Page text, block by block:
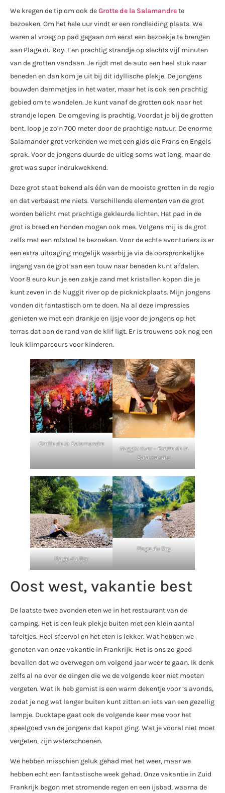
We kregen de tip om ook deGrotte de la Salamandrete
bezoeken. Om het hele uur vindt er een rondleiding plaats. We
waren al vroeg op pad gegaan om eerst een bezoekje te brengen
aan Plage du Roy. Een prachtig strandje op slechts vijf minuten
van de grotten vandaan. Je rijdt met de auto een heel stuk naar
beneden en dan kom je uit bij dit idyllische plekje. De jongens
bouwden dammetjes in het water, maar het is ook een prachtig
gebied om te wandelen. Je kunt vanaf de grotten ook naar het
strandje lopen. De omgeving is prachtig. Voordat je bij de grotten
bent, loop je zo’n 700 meter door de prachtige natuur. De enorme
Salamander grot verkenden we met een gids die Frans en Engels
sprak. Voor de jongens duurde de uitleg soms wat lang, maar de
grot was super indrukwekkend.
Deze grot staat bekend als één van de mooiste grotten in de regio
en dat verbaast me niets. Verschillende elementen van de grot
worden belicht met prachtige gekleurde lichten. Het pad in de
grot is breed en honden mogen ook mee. Volgens mij is de grot
zelfs met een rolstoel te bezoeken. Voor de echte avonturiers is er
een extra uitdaging mogelijk waarbij je via de oorspronkelijke
ingang van de grot aan een touw naar beneden kunt afdalen.
Voor 8 euro kun je een zakje zand met kristallen kopen die je
kunt zeven in de Nuggit river op de picknickplaats. Mijn jongens
vonden dit fantastisch om te doen. Na al deze impressies
genieten we met een drankje en ijsje voor de jongens op het
terras dat aan de rand van de klif ligt. Er is trouwens ook nog een
leuk klimparcours voor kinderen.
Grotte de la Salamandre
Nuggit river – Grotte de la
Salamandre
Plage du Roy
Plage du Roy
Oost west, vakantie best
De laatste twee avonden eten we in het restaurant van de
camping. Het is een leuk plekje buiten met een klein aantal
tafeltjes. Heel sfeervol en het eten is lekker. Wat hebben we
genoten van onze vakantie in Frankrijk. Het is ons zo goed
bevallen dat we overwegen om volgend jaar weer te gaan. Ik denk
zelfs al na over de dingen die we de volgende keer niet moeten
vergeten. Wat ik heb gemist is een warm dekentje voor ’s avonds,
zodat je nog wat langer buiten kunt zitten en iets van een gezellig
lampje. Ducktape gaat ook de volgende keer mee voor het
speelgoed van de jongens dat kapot ging. Wat je vooral niet moet
vergeten, zijn waterschoenen.
We hebben misschien geluk gehad met het weer, maar we
hebben echt een fantastische week gehad. Onze vakantie in Zuid
Frankrijk begon met stromende regen en een ijsbad, waarna de